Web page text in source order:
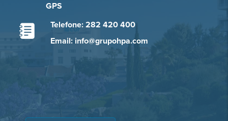
GPS
Telefone: 282 420 400
Email: info@grupohpa.com